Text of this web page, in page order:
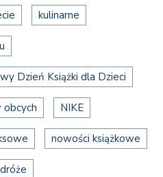
kulinarne
Dzień Książki dla Dzieci
obcych NIKE
nowości książkowe